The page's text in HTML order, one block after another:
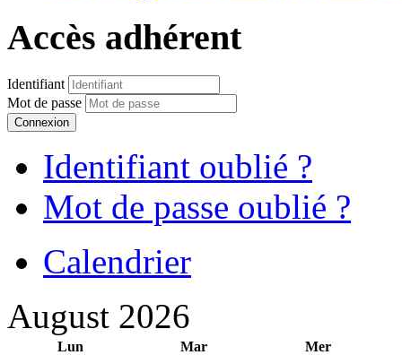
Accès adhérent
Identifiant
Mot de passe
Connexion
Identifiant oublié ?
Mot de passe oublié ?
Calendrier
August 2026
Lun Mar Mer